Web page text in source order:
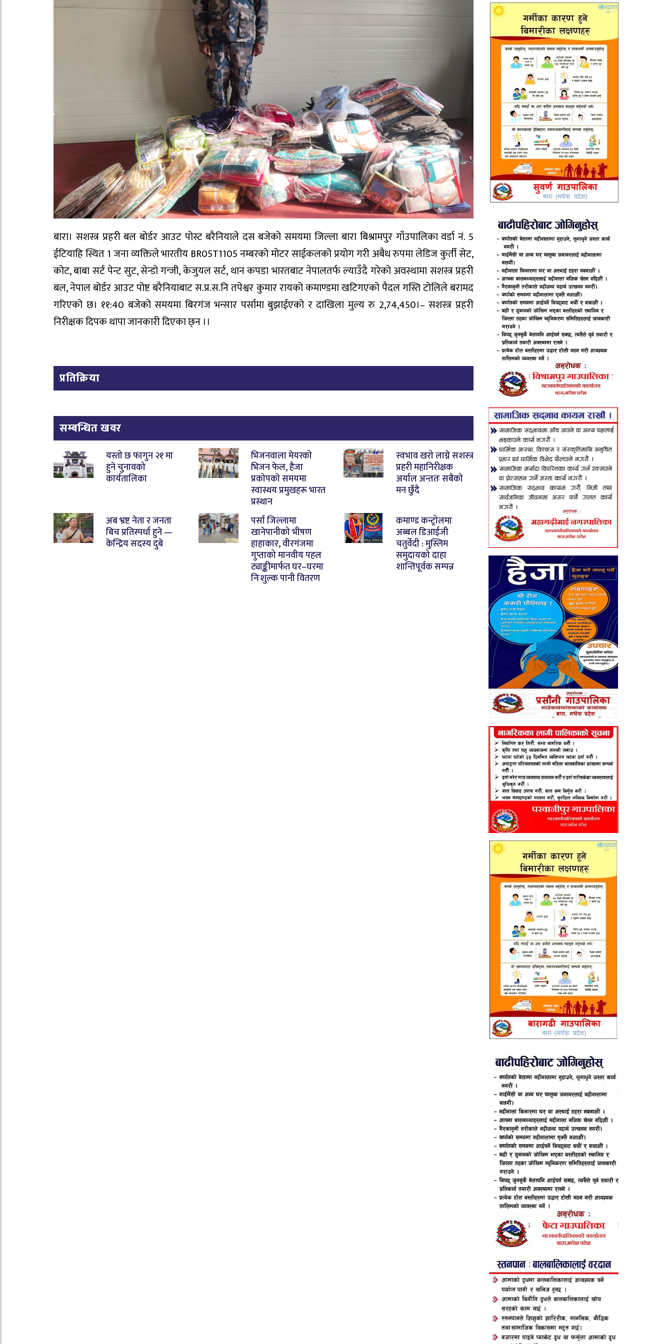
बारा। सशस्त्र प्रहरी बल बोर्डर आउट पोस्ट बरैनियाले दस बजेको समयमा जिल्ला बारा बिश्रामपुर गाँउपालिका वर्डा नं. 5
ईटियाहि स्थित 1 जना व्यक्तिले भारतीय BR05T1105 नम्बरको मोटर साईकलको प्रयोग गरी अबैध रुपमा लेडिज कुर्ती सेट,
कोट, बाबा सर्ट पेन्ट सुट, सेन्डो गन्जी, केजुयल सर्ट, थान कपडा भारतबाट नेपालतर्फ ल्याउँदै गरेको अवस्थामा सशस्त्र प्रहरी
बल, नेपाल बोर्डर आउट पोष्ट बरैनियाबाट स.प्र.स.नि तपेश्वर कुमार रायको कमाण्डमा खटिगएको पैदल गस्ति टोलिले बरामद
गरिएको छ। ११:40 बजेको समयमा बिरगंज भन्सार पर्सामा बुझाईएको र दाखिला मुल्य रु 2,74,450।– सशस्त्र प्रहरी
निरीक्षक दिपक थापा जानकारी दिएका छ्न ।।
प्रतिक्रिया
सम्बन्धित खवर
यस्तो छ फागुन २१ मा
हुने चुनावको
कार्यतालिका
भिजनवाला मेयरको
भिजन फेल, हैजा
प्रकोपको समयमा
स्वास्थय प्रमुखहरू भारत
प्रस्थान
स्वभाव खरो लाग्ने सशस्त्र
प्रहरी महानिरीक्षक
अर्याल अन्ततः सबैको
मन छुँदै
अब भ्रष्ट नेता र जनता
बिच प्रतिस्पर्धा हुने —
केन्द्रिय सदस्य दुबे
पर्सा जिल्लामा
खानेपानीको भीषण
हाहाकार, वीरगंजमा
गुप्ताको मानवीय पहल
ट्याङ्कीमार्फत घर–घरमा
निःशुल्क पानी वितरण
कमाण्ड कन्ट्रोलमा
अब्बल डिआईजी
चतुर्वेदी : मुस्लिम
समुदायको दाहा
शान्तिपूर्वक सम्पन्न